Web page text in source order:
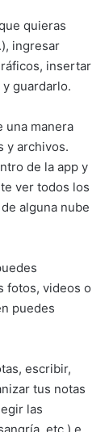
quieras
ingresar
insertar
guardarlo.
una manera
y archivos.
de la app y
ver todos los
alguna nube
fotos, videos o
puedes
escribir,
tus notas
las